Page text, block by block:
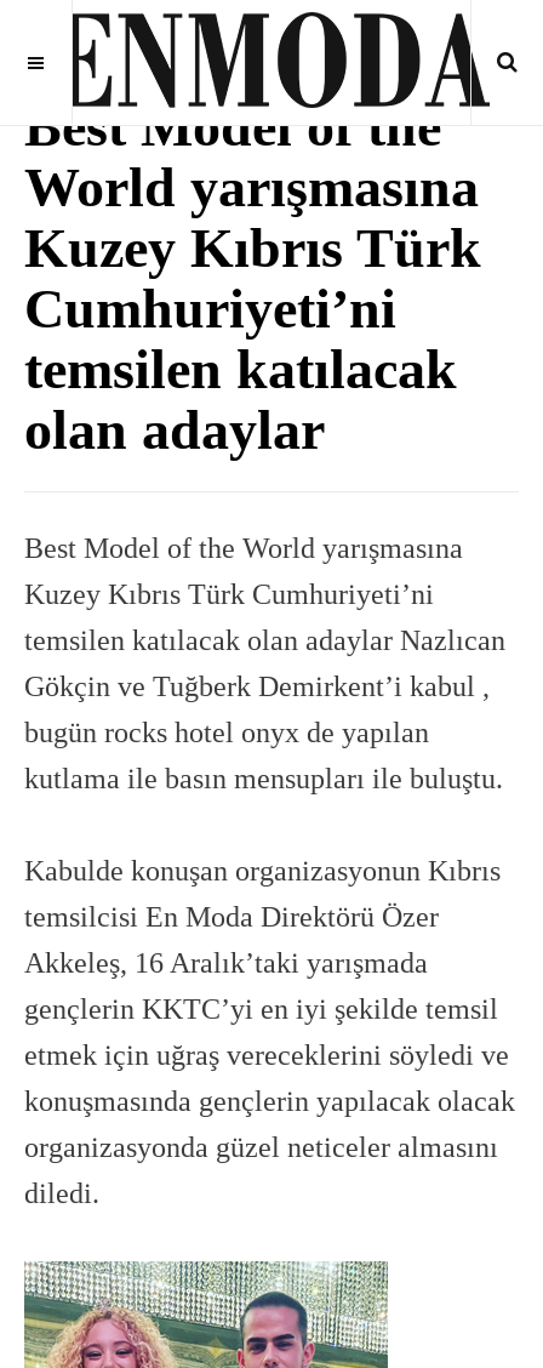
Best Model of the
World yarışmasına
Kuzey Kıbrıs Türk
Cumhuriyeti’ni
temsilen katılacak
olan adaylar
Best Model of the World yarışmasına
Kuzey Kıbrıs Türk Cumhuriyeti’ni
temsilen katılacak olan adaylar Nazlıcan
Gökçin ve Tuğberk Demirkent’i kabul ,
bugün rocks hotel onyx de yapılan
kutlama ile basın mensupları ile buluştu.
Kabulde konuşan organizasyonun Kıbrıs
temsilcisi En Moda Direktörü Özer
Akkeleş, 16 Aralık’taki yarışmada
gençlerin KKTC’yi en iyi şekilde temsil
etmek için uğraş vereceklerini söyledi ve
konuşmasında gençlerin yapılacak olacak
organizasyonda güzel neticeler almasını
diledi.